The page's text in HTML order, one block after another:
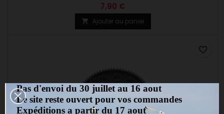
7,90 €
 Ajouter au panier
favorite_border
Pas d'envoi du 30 juillet au 16 aout
Le site reste ouvert pour vos commandes
Expéditions a partir du 17 aout